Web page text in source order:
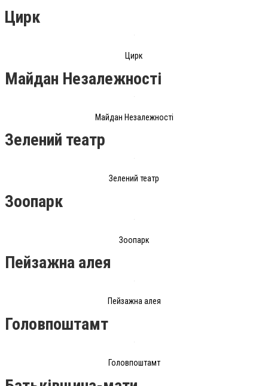
Цирк
Цирк
Майдан Незалежності
Майдан Незалежності
Зелений театр
Зелений театр
Зоопарк
Зоопарк
Пейзажна алея
Пейзажна алея
Головпоштамт
Головпоштамт